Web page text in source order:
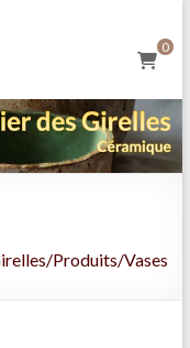
0
/Produits/Vases